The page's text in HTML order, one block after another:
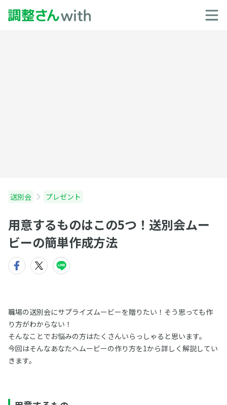
送別会 プレゼント
用意するものはこの5つ！送別会ムー
ビーの簡単作成方法
職場の送別会にサプライズムービーを贈りたい！そう思っても作
り方がわからない！
そんなことでお悩みの方はたくさんいらっしゃると思います。
今回はそんなあなたへムービーの作り方を1から詳しく解説してい
きます。